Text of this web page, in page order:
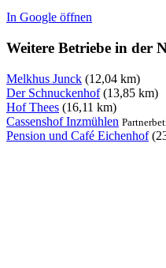
In Google öffnen
Weitere Betriebe in der
Melkhus Junck (12,04 km)
Der Schnuckenhof(13,85 km)
Hof Thees (16,11 km)
Cassenshof Inzmühlen
Pension und Café Eichenhof